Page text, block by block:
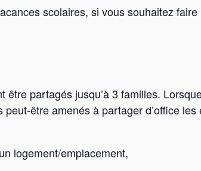
scolaires, si vous souhaitez
être partagés jusqu’à 3 familles.
être amenés à partager d’office
logement/emplacement,